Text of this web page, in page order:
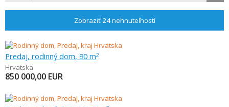
Zobraziť24nehnuteľností
Predaj, rodinný dom, 90 m2
Hrvatska
850 000,00 EUR